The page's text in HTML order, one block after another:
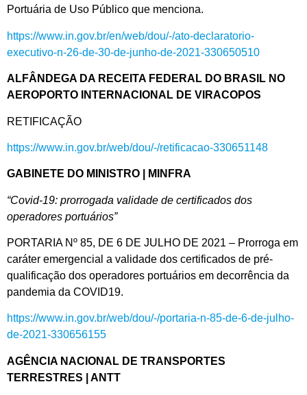
Portuária de Uso Público que menciona.
https://www.in.gov.br/en/web/dou/-/ato-declaratorio-
executivo-n-26-de-30-de-junho-de-2021-330650510
ALFÂNDEGA DA RECEITA FEDERAL DO BRASIL NO
AEROPORTO INTERNACIONAL DE VIRACOPOS
RETIFICAÇÃO
https://www.in.gov.br/web/dou/-/retificacao-330651148
GABINETE DO MINISTRO | MINFRA
“Covid-19: prorrogada validade de certificados dos
operadores portuários”
PORTARIA Nº 85, DE 6 DE JULHO DE 2021 – Prorroga em
caráter emergencial a validade dos certificados de pré-
qualificação dos operadores portuários em decorrência da
pandemia da COVID19.
https://www.in.gov.br/web/dou/-/portaria-n-85-de-6-de-julho-
de-2021-330656155
AGÊNCIA NACIONAL DE TRANSPORTES
TERRESTRES | ANTT